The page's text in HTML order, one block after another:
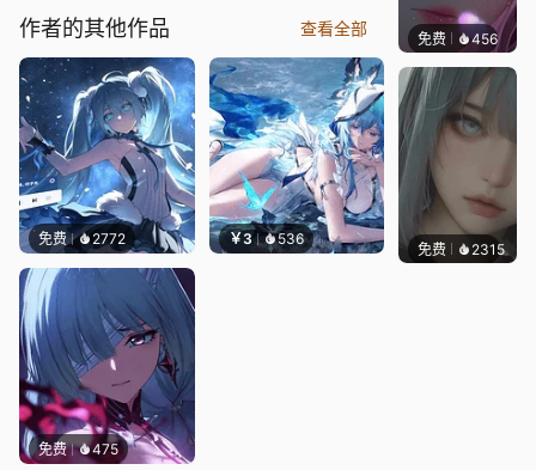
作者的其他作品 查看全部
免费 2772 ￥3 536
免费 475
免费 456辰东
免费 2315辰东